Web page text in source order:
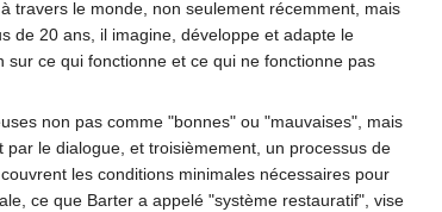
travers le monde, non seulement récemment, mais
de 20 ans, il imagine, développe et adapte le
ce qui fonctionne et ce qui ne fonctionne pas
non pas comme "bonnes" ou "mauvaises", mais
le dialogue, et troisièmement, un processus de
les conditions minimales nécessaires pour
ce que Barter a appelé "système restauratif", vise